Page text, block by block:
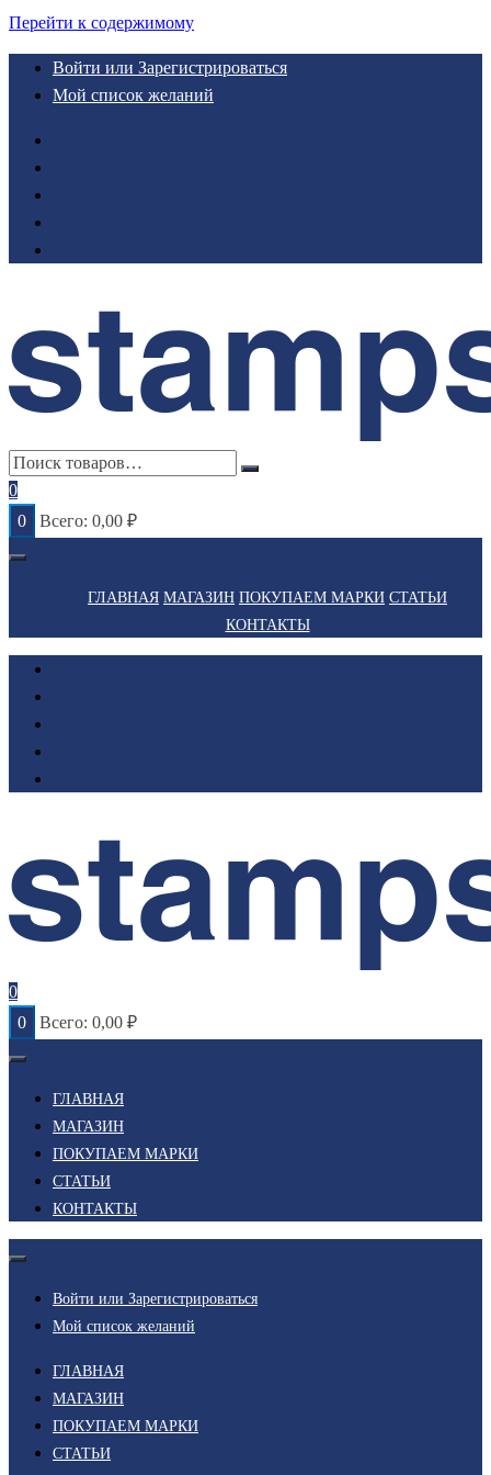
Перейти к содержимому
Войти или Зарегистрироваться
Мой список желаний
0
0
Всего: 0,00 ₽
ГЛАВНАЯ МАГАЗИН ПОКУПАЕМ МАРКИ СТАТЬИ
КОНТАКТЫ
0
0
Всего: 0,00 ₽
ГЛАВНАЯ
МАГАЗИН
ПОКУПАЕМ МАРКИ
СТАТЬИ
КОНТАКТЫ
Войти или Зарегистрироваться
Мой список желаний
ГЛАВНАЯ
МАГАЗИН
ПОКУПАЕМ МАРКИ
СТАТЬИ